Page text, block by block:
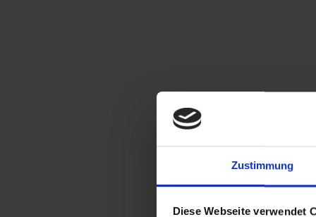
Zustimmung
Diese Webseite verwendet